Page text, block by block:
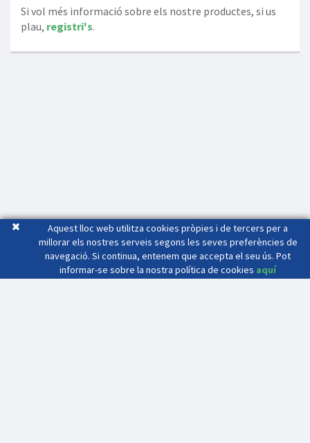
Si vol més informació sobre els nostre productes, si us
plau, registri's.
Aquest lloc web utilitza cookies pròpies i de tercers per a
millorar els nostres serveis segons les seves preferències de
navegació. Si continua, entenem que accepta el seu ús. Pot
informar-se sobre la nostra política de cookies aquí